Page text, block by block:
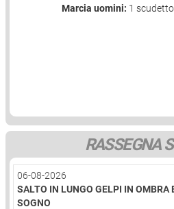
Marcia uomini: 1
RASSEGNA
06-08-2026
SALTO IN LUNGO GELPI IN OMBRA
SOGNO